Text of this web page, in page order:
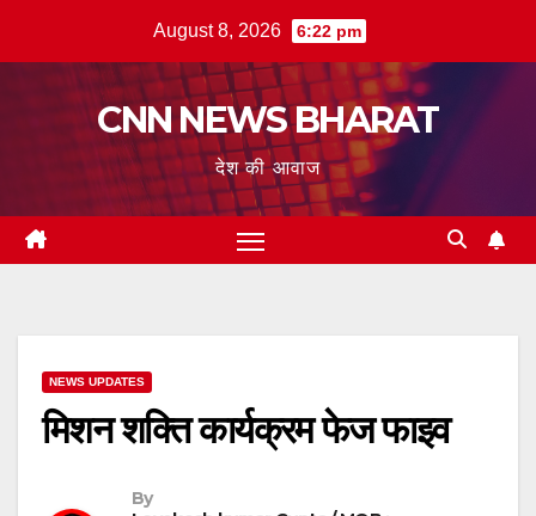
August 8, 2026 6:22 pm
CNN NEWS BHARAT
देश की आवाज
NEWS UPDATES
मिशन शक्ति कार्यक्रम फेज फाइव
By